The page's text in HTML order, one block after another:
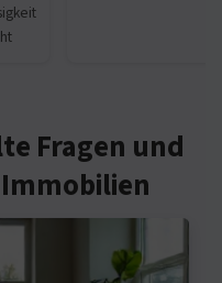
Fragen und